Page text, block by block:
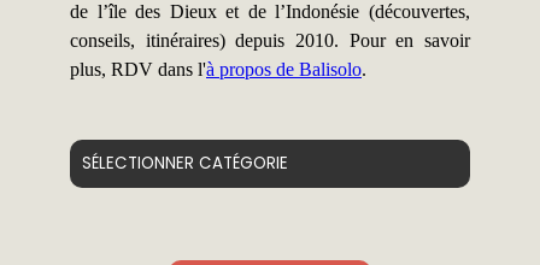
de l’île des Dieux et de l’Indonésie (découvertes,
conseils, itinéraires) depuis 2010. Pour en savoir
plus, RDV dans l'à propos de Balisolo.